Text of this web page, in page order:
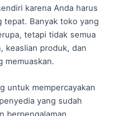
karena Anda harus
tepat. Banyak toko yang
tetapi tidak semua
keaslian produk, dan
memuaskan.
untuk mempercayakan
yang sudah